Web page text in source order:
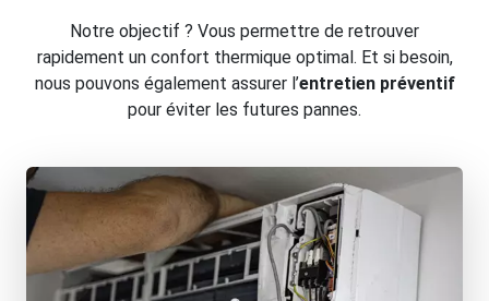
Notre objectif ? Vous permettre de retrouver
rapidement un confort thermique optimal. Et si besoin,
nous pouvons également assurer l’entretien préventif
pour éviter les futures pannes.